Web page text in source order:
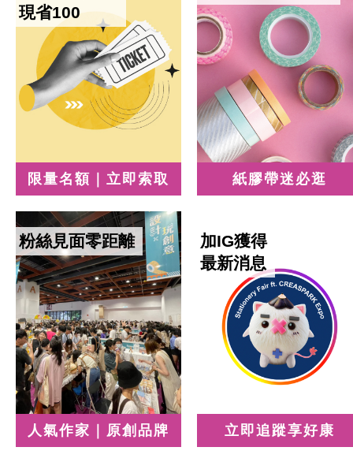
現省100
限量名額｜立即索取 紙膠帶迷必逛
粉絲見面零距離
人氣作家｜原創品牌
加IG獲得
最新消息
立即追蹤享好康